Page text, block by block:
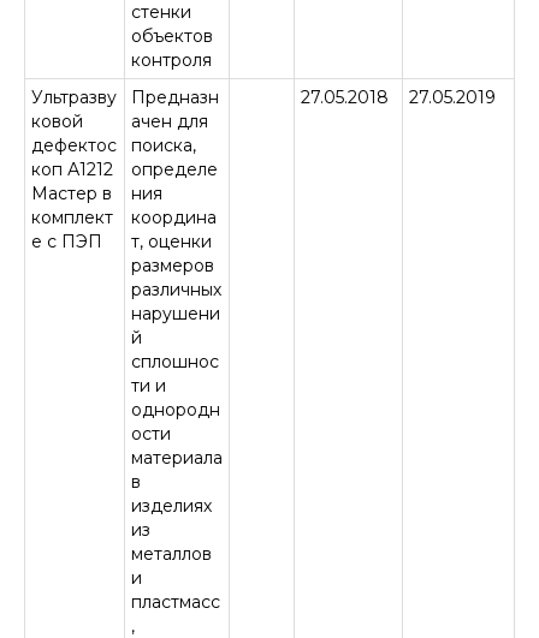
стенки
объектов
контроля
Ультразву
ковой
дефектос
коп А1212
Мастер в
комплект
е с ПЭП
Предназн
ачен для
поиска,
определе
ния
координа
т, оценки
размеров
различных
нарушени
й
сплошнос
ти и
однородн
ости
материала
в
изделиях
из
металлов
и
пластмасс
,
27.05.2018 27.05.2019